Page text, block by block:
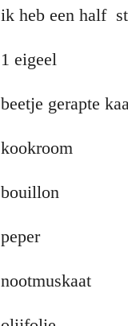
ik heb een half
1 eigeel
beetje gerapte
kookroom
bouillon
peper
nootmuskaat